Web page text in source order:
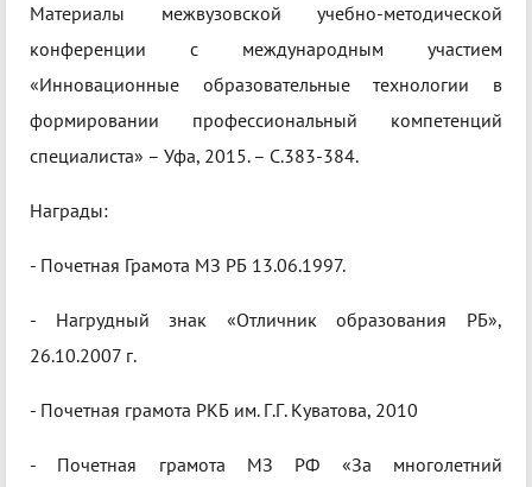
Материалы межвузовской учебно-методической
конференции с международным участием
«Инновационные образовательные технологии в
формировании профессиональный компетенций
специалиста» – Уфа, 2015. – С.383-384.
Награды:
- Почетная Грамота МЗ РБ 13.06.1997.
- Нагрудный знак «Отличник образования РБ»,
26.10.2007 г.
- Почетная грамота РКБ им. Г.Г. Куватова, 2010
- Почетная грамота МЗ РФ «За многолетний